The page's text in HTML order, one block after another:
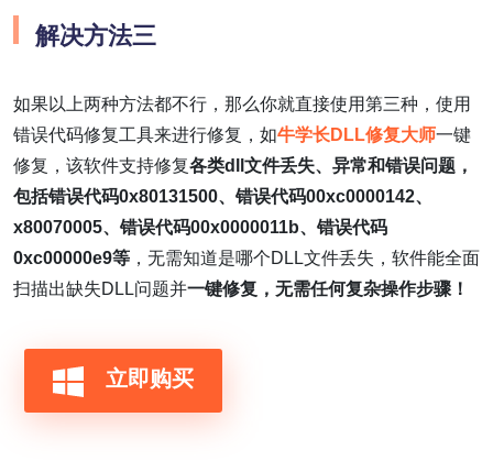
解决方法三
如果以上两种方法都不行，那么你就直接使用第三种，使用
错误代码修复工具来进行修复，如牛学长DLL修复大师一键
修复，该软件支持修复各类dll文件丢失、异常和错误问题，
包括错误代码0x80131500、错误代码00xc0000142、
x80070005、错误代码00x0000011b、错误代码
0xc00000e9等 ，无需知道是哪个DLL文件丢失，软件能全面
扫描出缺失DLL问题并一键修复，无需任何复杂操作步骤！
立即购买